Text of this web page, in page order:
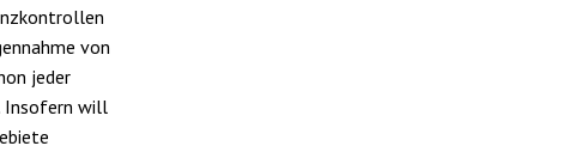
von
jeder
Insofern will